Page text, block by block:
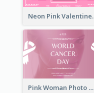
Neon Pink
Pink Woman Photo World Cancer Day Greeting Card